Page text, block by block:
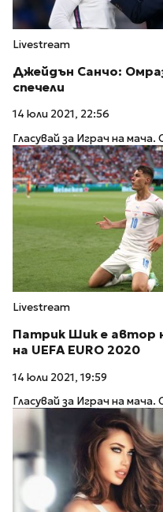
Livestream
Джейдън Санчо:
спечели
14 юли 2021, 22:56
Гласувай за Играч на
Livestream
Патрик Шик е автор
на UEFA EURO 2020
14 юли 2021, 19:59
Гласувай за Играч на